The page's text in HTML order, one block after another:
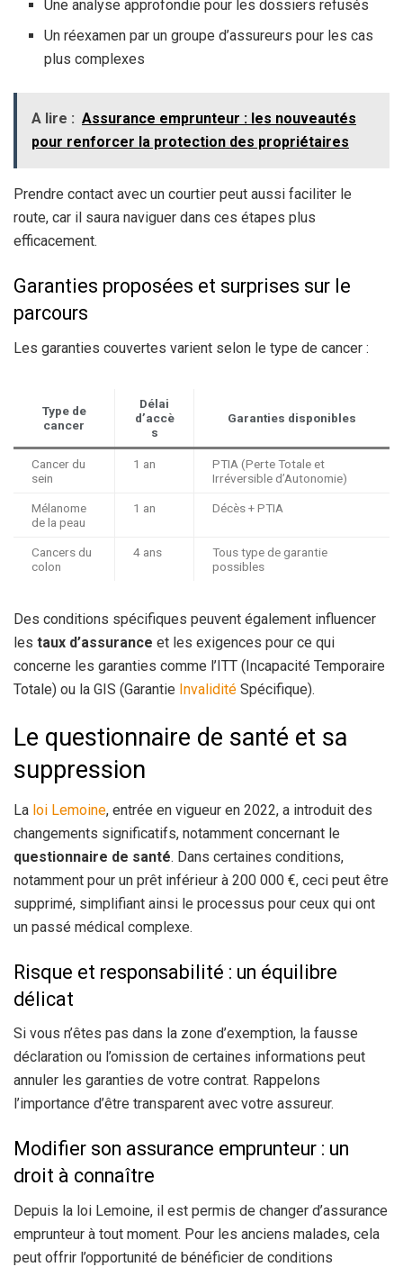
Une analyse approfondie pour les dossiers refusés
Un réexamen par un groupe d’assureurs pour les cas
plus complexes
A lire : Assurance emprunteur : les nouveautés
pour renforcer la protection des propriétaires
Prendre contact avec un courtier peut aussi faciliter le
route, car il saura naviguer dans ces étapes plus
efficacement.
Garanties proposées et surprises sur le
parcours
Les garanties couvertes varient selon le type de cancer :
Type de
cancer
Délai
d’accè
s
Garanties disponibles
Cancer du
sein
1 an
PTIA (Perte Totale et
Irréversible d’Autonomie)
Mélanome
de la peau
1 an Décès + PTIA
Cancers du
colon
4 ans
Tous type de garantie
possibles
Des conditions spécifiques peuvent également influencer
les taux d’assurance et les exigences pour ce qui
concerne les garanties comme l’ITT (Incapacité Temporaire
Totale) ou la GIS (Garantie Invalidité Spécifique).
Le questionnaire de santé et sa
suppression
La loi Lemoine, entrée en vigueur en 2022, a introduit des
changements significatifs, notamment concernant le
questionnaire de santé. Dans certaines conditions,
notamment pour un prêt inférieur à 200 000 €, ceci peut être
supprimé, simplifiant ainsi le processus pour ceux qui ont
un passé médical complexe.
Risque et responsabilité : un équilibre
délicat
Si vous n’êtes pas dans la zone d’exemption, la fausse
déclaration ou l’omission de certaines informations peut
annuler les garanties de votre contrat. Rappelons
l’importance d’être transparent avec votre assureur.
Modifier son assurance emprunteur : un
droit à connaître
Depuis la loi Lemoine, il est permis de changer d’assurance
emprunteur à tout moment. Pour les anciens malades, cela
peut offrir l’opportunité de bénéficier de conditions